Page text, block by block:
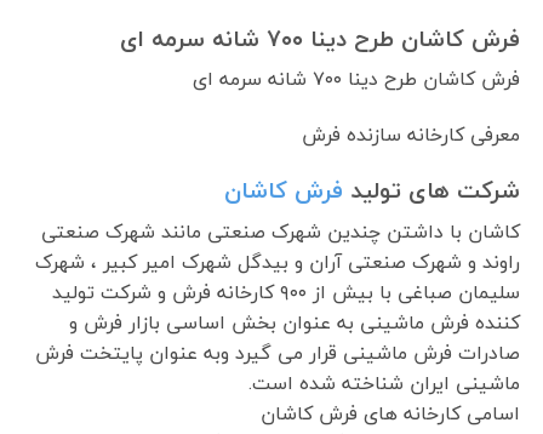
فرش کاشان طرح دینا ۷۰۰ شانه سرمه ای
فرش کاشان طرح دینا ۷۰۰ شانه سرمه ای
معرفی کارخانه سازنده فرش
شرکت های تولید فرش کاشان
کاشان با داشتن چندین شهرک صنعتی مانند شهرک صنعتی
راوند و شهرک صنعتی آران و بیدگل شهرک امیر کبیر ، شهرک
سلیمان صباغی با بیش از ۹۰۰ کارخانه فرش و شرکت تولید
کننده فرش ماشینی به عنوان بخش اساسی بازار فرش و
صادرات فرش ماشینی قرار می گیرد وبه عنوان پایتخت فرش
ماشینی ایران شناخته شده است.
اسامی کارخانه های فرش کاشان